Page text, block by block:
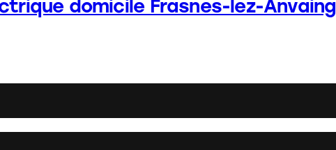
domicile Frasnes-lez-Anvaing